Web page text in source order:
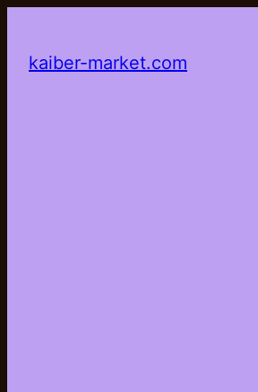
kaiber-market.com